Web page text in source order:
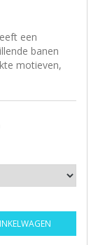
een
banen
motieven,